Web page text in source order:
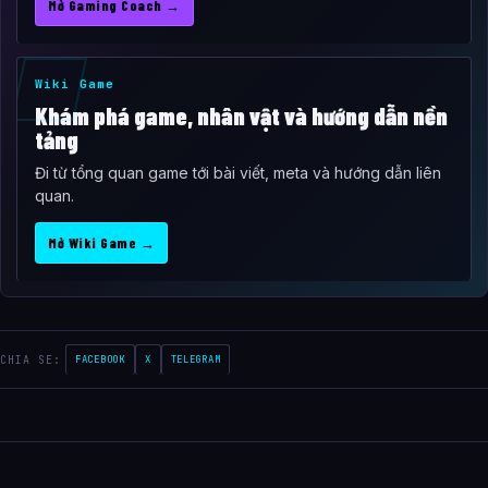
Mở Gaming Coach →
Wiki Game
Khám phá game, nhân vật và hướng dẫn nền
tảng
Đi từ tổng quan game tới bài viết, meta và hướng dẫn liên
quan.
Mở Wiki Game →
CHIA SE: FACEBOOK X TELEGRAM